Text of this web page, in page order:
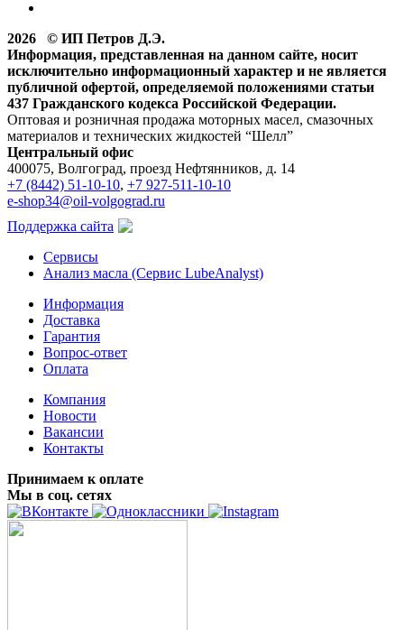
2026 © ИП Петров Д.Э.
Информация, представленная на данном сайте, носит
исключительно информационный характер и не является
публичной офертой, определяемой положениями статьи
437 Гражданского кодекса Российской Федерации.
Оптовая и розничная продажа моторных масел, смазочных
материалов и технических жидкостей “Шелл”
Центральный офис
400075, Волгоград, проезд Нефтянников, д. 14
+7 (8442) 51-10-10, +7 927-511-10-10
e-shop34@oil-volgograd.ru
Поддержка сайта
Сервисы
Анализ масла (Сервис LubeAnalyst)
Информация
Доставка
Гарантия
Вопрос-ответ
Оплата
Компания
Новости
Вакансии
Контакты
Принимаем к оплате
Мы в соц. сетях